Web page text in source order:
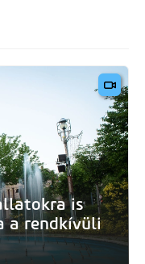
is
a rendkívüli